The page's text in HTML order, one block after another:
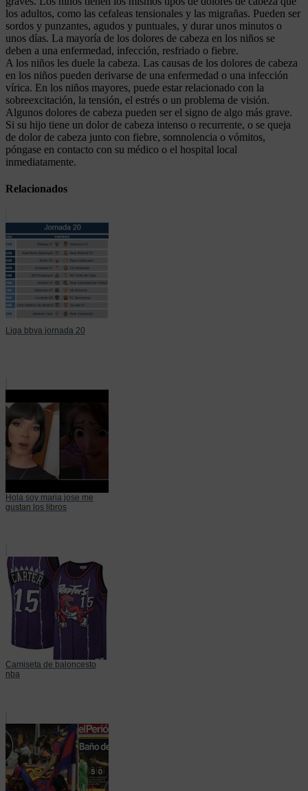
los adultos, como las cefaleas tensionales y las migrañas. Pueden ser
sordos y punzantes, agudos y puntuales, y durar unos minutos o
unos días. La mayoría de los dolores de cabeza en los niños se
deben a una enfermedad, infección, resfriado o fiebre.
A los niños les duele la cabeza. Las causas de los dolores de cabeza
en los niños pueden derivarse de una enfermedad o una infección
vírica. En los niños mayores, puede estar relacionado con la
sobreexcitación, la tensión, el estrés o un problema de visión.
Algunos dolores de cabeza pueden ser el signo de algo más grave.
Si su hijo tiene un dolor de cabeza intenso o recurrente, o se queja
de dolor de cabeza junto con fiebre, somnolencia o vómitos,
póngase en contacto con su médico o el hospital local
inmediatamente.
Relacionados
Liga bbva jornada 20
Hola soy maria jose me
gustan los libros
Camiseta de baloncesto
nba